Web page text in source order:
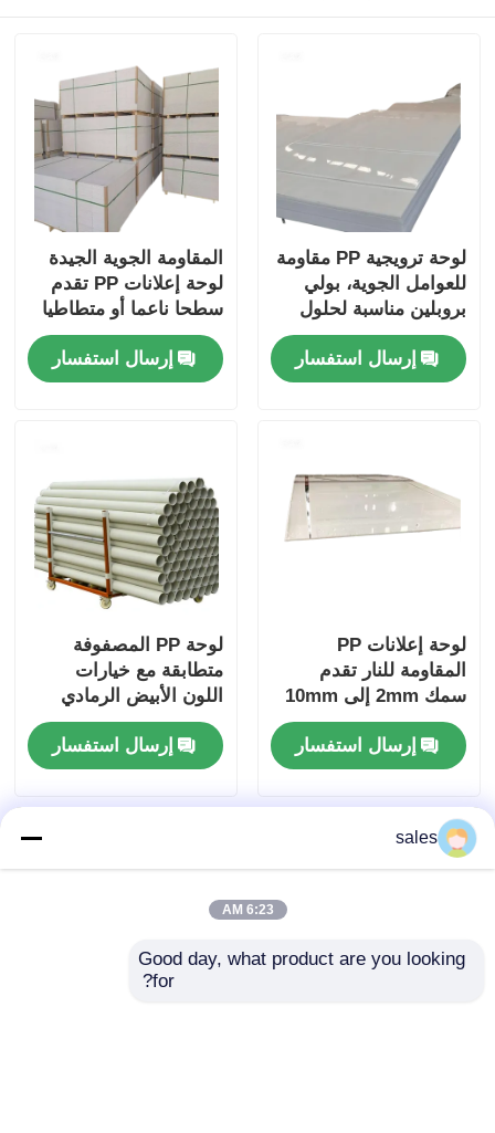
لوحة ترويجية PP مقاومة
للعوامل الجوية، بولي
بروبلين مناسبة لحلول
الإعلانات الخارجية
إرسال استفسار
المقاومة الجوية الجيدة
لوحة إعلانات PP تقدم
سطحا ناعما أو متطاطيا
مناسبة لمختلف الإعلانات
والعلامات الخارجية
إرسال استفسار
لوحة إعلانات PP
المقاومة للنار تقدم
سمك 2mm إلى 10mm
ومقاومة الطقس الجيد
مناسبة للإشارات
الخارجية
إرسال استفسار
لوحة PP المصفوفة
متطابقة مع خيارات
اللون الأبيض الرمادي
البيج الصين الأزرق
مناسبة للعروض
التسويقية المهنية
إرسال استفسار
sales
6:23 AM
Good day, what product are you looking
for?